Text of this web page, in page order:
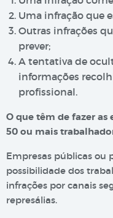
Uma infração que
Outras infrações
prever;
A tentativa de
informações
profissional.
O que têm de fazer
50 ou mais
Empresas públicas ou
possibilidade dos
infrações por canais
represálias.